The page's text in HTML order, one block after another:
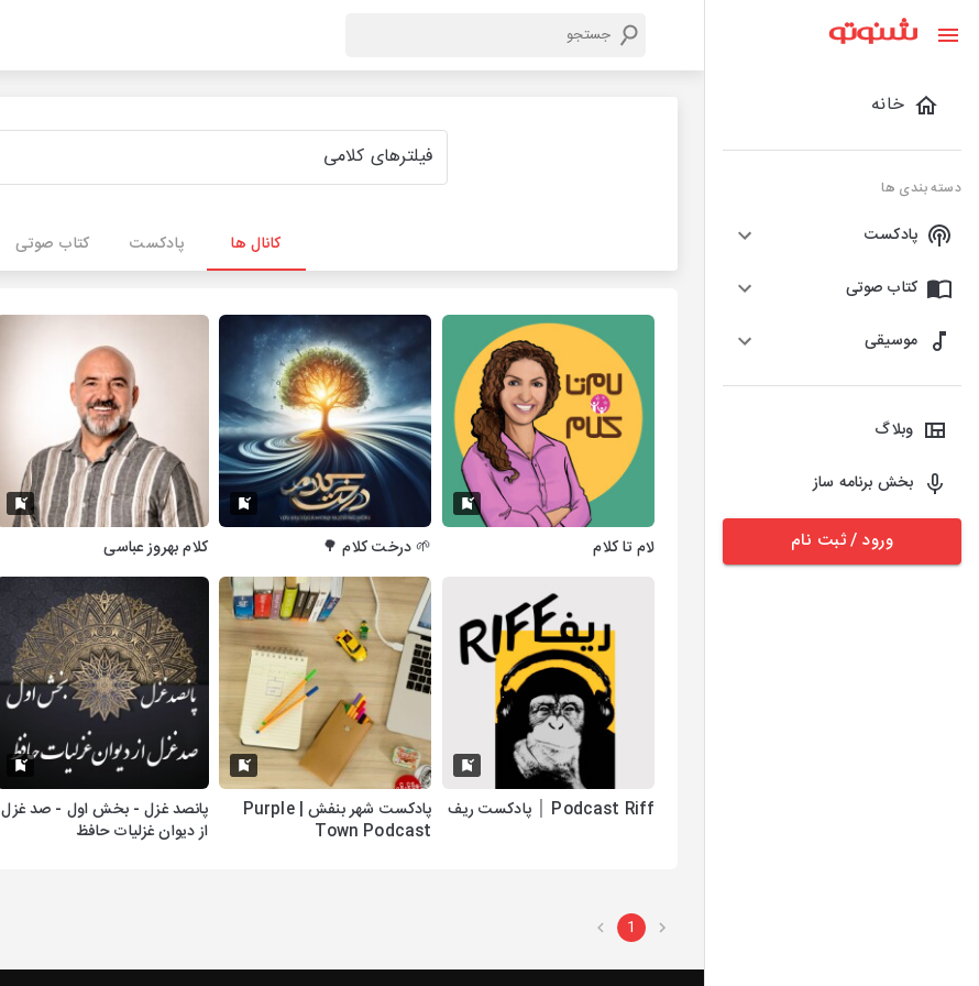
خانه
دسته بندی ها
پادکست
کتاب صوتی
موسیقی
وبلاگ
بخش برنامه ساز
ورود / ثبت نام
کانال ها پادکست کتاب صوتی
لام تا کلام 🌱 درخت کلام 🌳 کلام بهروز عباسی
Podcast Riff │ پادکست ریف
پادکست شهر بنفش | Purple
Town Podcast
پانصد غزل - بخش اول - صد غزل
از دیوان غزلیات حافظ
1